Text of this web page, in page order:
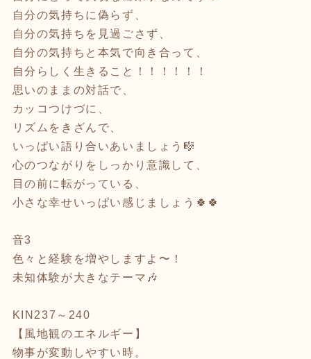
自分の気持ちに偽らず、
自分の気持ちを見過ごさず、
自分の気持ちと本気で向き合って、
自分らしく生きること！！！！！！
思いのままの対話で、
カッコつけづに、
リズムをきざんで、
いっぱい語り合いあいましょう🎼
心のつながりをしっかり意識して、
目の前に転がっている、
小さな幸せいっぱい感じましょう🍀🍀
音3
色々と経験を増やしますよ〜！
未知体験が大きなテーマ🎶
KIN237～240
【風地観のエネルギー】
物事が変動しやすい時。